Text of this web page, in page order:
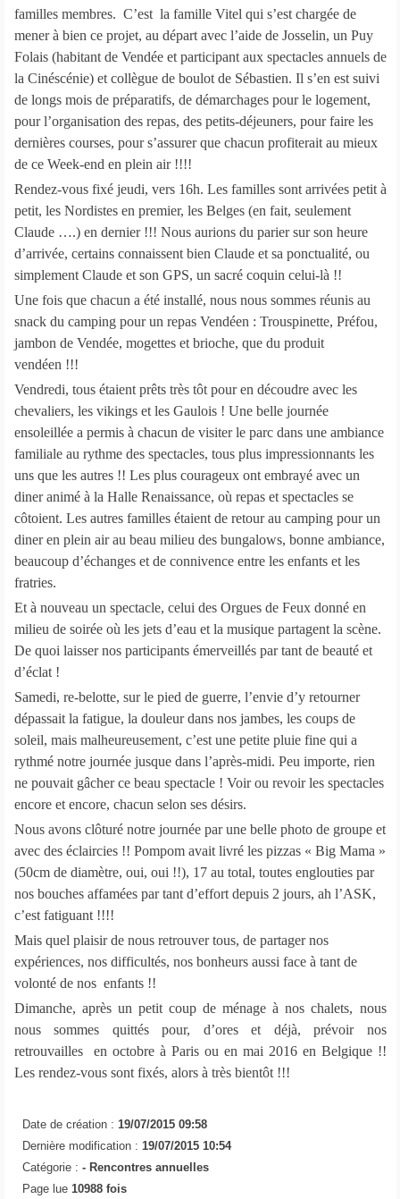
familles membres. C’est la famille Vitel qui s’est chargée de
mener à bien ce projet, au départ avec l’aide de Josselin, un Puy
Folais (habitant de Vendée et participant aux spectacles annuels de
la Cinéscénie) et collègue de boulot de Sébastien. Il s’en est suivi
de longs mois de préparatifs, de démarchages pour le logement,
pour l’organisation des repas, des petits-déjeuners, pour faire les
dernières courses, pour s’assurer que chacun profiterait au mieux
de ce Week-end en plein air !!!!
Rendez-vous fixé jeudi, vers 16h. Les familles sont arrivées petit à
petit, les Nordistes en premier, les Belges (en fait, seulement
Claude ….) en dernier !!! Nous aurions du parier sur son heure
d’arrivée, certains connaissent bien Claude et sa ponctualité, ou
simplement Claude et son GPS, un sacré coquin celui-là !!
Une fois que chacun a été installé, nous nous sommes réunis au
snack du camping pour un repas Vendéen : Trouspinette, Préfou,
jambon de Vendée, mogettes et brioche, que du produit
vendéen !!!
Vendredi, tous étaient prêts très tôt pour en découdre avec les
chevaliers, les vikings et les Gaulois ! Une belle journée
ensoleillée a permis à chacun de visiter le parc dans une ambiance
familiale au rythme des spectacles, tous plus impressionnants les
uns que les autres !! Les plus courageux ont embrayé avec un
diner animé à la Halle Renaissance, où repas et spectacles se
côtoient. Les autres familles étaient de retour au camping pour un
diner en plein air au beau milieu des bungalows, bonne ambiance,
beaucoup d’échanges et de connivence entre les enfants et les
fratries.
Et à nouveau un spectacle, celui des Orgues de Feux donné en
milieu de soirée où les jets d’eau et la musique partagent la scène.
De quoi laisser nos participants émerveillés par tant de beauté et
d’éclat !
Samedi, re-belotte, sur le pied de guerre, l’envie d’y retourner
dépassait la fatigue, la douleur dans nos jambes, les coups de
soleil, mais malheureusement, c’est une petite pluie fine qui a
rythmé notre journée jusque dans l’après-midi. Peu importe, rien
ne pouvait gâcher ce beau spectacle ! Voir ou revoir les spectacles
encore et encore, chacun selon ses désirs.
Nous avons clôturé notre journée par une belle photo de groupe et
avec des éclaircies !! Pompom avait livré les pizzas « Big Mama »
(50cm de diamètre, oui, oui !!), 17 au total, toutes englouties par
nos bouches affamées par tant d’effort depuis 2 jours, ah l’ASK,
c’est fatiguant !!!!
Mais quel plaisir de nous retrouver tous, de partager nos
expériences, nos difficultés, nos bonheurs aussi face à tant de
volonté de nos enfants !!
Dimanche, après un petit coup de ménage à nos chalets, nous
nous sommes quittés pour, d’ores et déjà, prévoir nos
retrouvailles en octobre à Paris ou en mai 2016 en Belgique !!
Les rendez-vous sont fixés, alors à très bientôt !!!
Date de création : 19/07/2015 09:58
Dernière modification : 19/07/2015 10:54
Catégorie : - Rencontres annuelles
Page lue 10988 fois